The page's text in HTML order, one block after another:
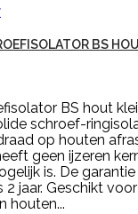
BS
BS hout
schroef-
op houten
geen ijzeren
is. De
2 jaar. Geschikt
houten...